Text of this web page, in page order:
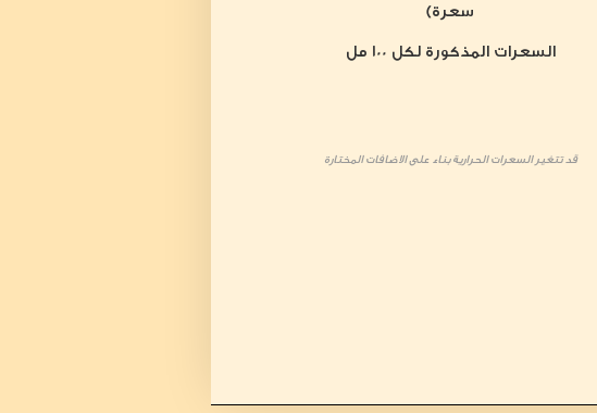
سعرة)
السعرات المذكورة لكل 100 مل
قد تتغير السعرات الحرارية بناء على الاضافات المختارة